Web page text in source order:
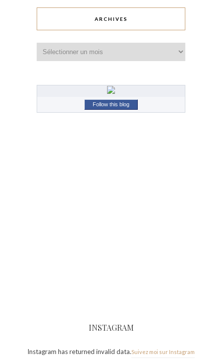
ARCHIVES
Follow this blog
INSTAGRAM
Instagram has returned invalid data.Suivez moi sur Instagram